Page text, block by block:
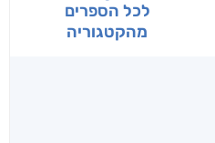
לכל הספרים
מהקטגוריה